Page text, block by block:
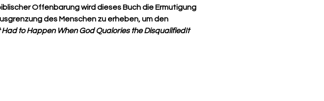
Offenbarung wird dieses Buch die Ermutigung
des Menschen zu erheben, um den
Had to Happen When God Qualories the DisqualifiedIt